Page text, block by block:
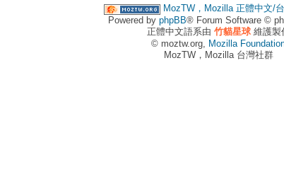
MozTW，Mozilla 正體中文/
Powered by phpBB® Forum Software ©
正體中文語系由 竹貓星球維護製
© moztw.org, Mozilla
MozTW，Mozilla 台灣社群